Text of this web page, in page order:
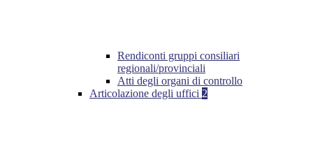
Rendiconti gruppi consiliari
regionali/provinciali
Atti degli organi di controllo
Articolazione degli uffici 2